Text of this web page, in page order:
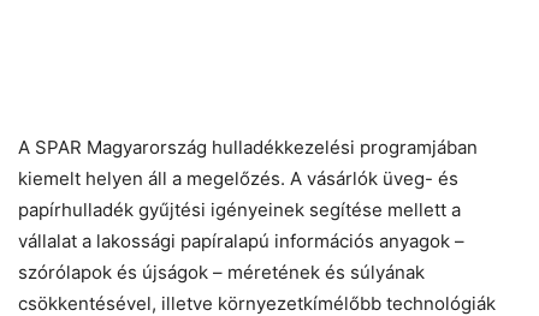
A SPAR Magyarország hulladékkezelési programjában
kiemelt helyen áll a megelőzés. A vásárlók üveg- és
papírhulladék gyűjtési igényeinek segítése mellett a
vállalat a lakossági papíralapú információs anyagok –
szórólapok és újságok – méretének és súlyának
csökkentésével, illetve környezetkímélőbb technológiák